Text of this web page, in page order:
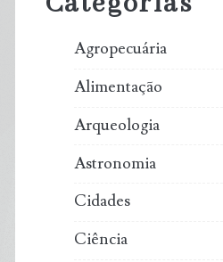
pelas
Mudanças
Climáticas,
diz
Agropecuária
Alimentação
Arqueologia
Astronomia
Cidades
Ciência